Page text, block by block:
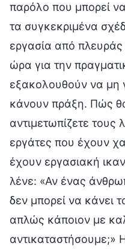
παρόλο που μπορεί
τα συγκεκριμένα
εργασία από πλευράς
ώρα για την
εξακολουθούν να μη
κάνουν πράξη. Πώς
αντιμετωπίζετε τους
εργάτες που έχουν
έχουν εργασιακή
λένε: «Αν ένας
δεν μπορεί να κάνει
απλώς κάποιον με
αντικαταστήσουμε;»